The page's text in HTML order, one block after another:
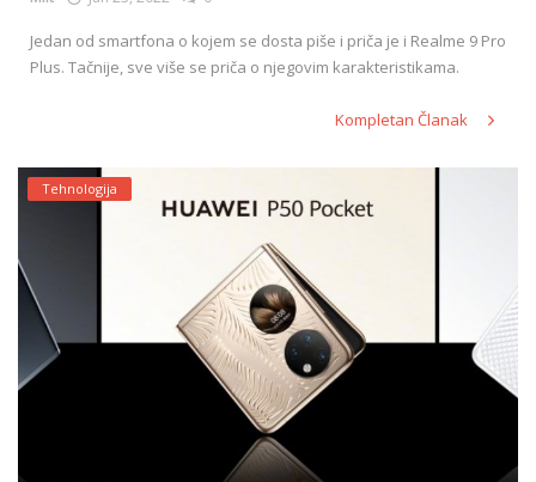
Jedan od smartfona o kojem se dosta piše i priča je i Realme 9 Pro
Plus. Tačnije, sve više se priča o njegovim karakteristikama.
Kompletan Članak
Tehnologija